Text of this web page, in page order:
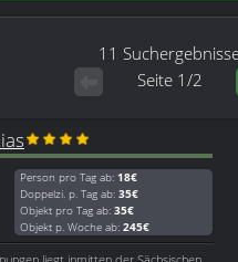
11
Seite 1/2
Person pro Tag ab: 18€
Doppelzi. p. Tag ab: 35€
Objekt pro Tag ab: 35€
Objekt p. Woche ab: 245€